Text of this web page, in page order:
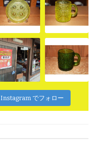
Instagram でフォロー